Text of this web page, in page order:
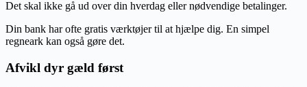
Det skal ikke gå ud over din hverdag eller nødvendige betalinger.
Din bank har ofte gratis værktøjer til at hjælpe dig. En simpel
regneark kan også gøre det.
Afvikl dyr gæld først